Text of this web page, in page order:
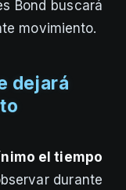
Bond buscará
movimiento.
dejará
el tiempo
durante